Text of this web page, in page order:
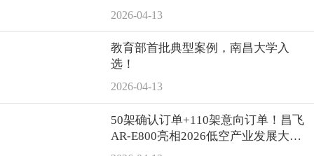
2026-04-13
教育部首批典型案例，南昌大学入
选！
2026-04-13
50架确认订单+110架意向订单！昌飞
AR-E800亮相2026低空产业发展大
会，累计订单突破400架